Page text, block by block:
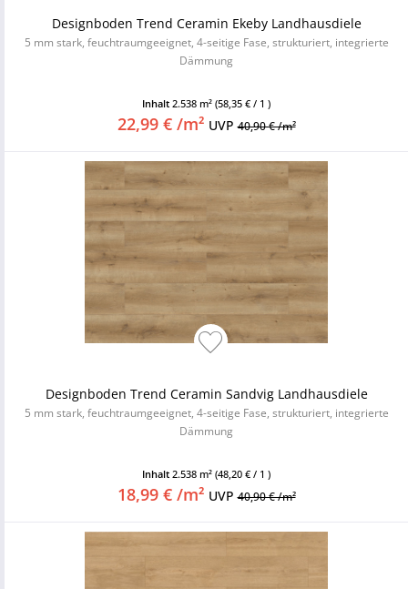
Designboden Trend Ceramin Ekeby Landhausdiele
5 mm stark, feuchtraumgeeignet, 4-seitige Fase, strukturiert, integrierte
Dämmung
Inhalt 2.538 m² (58,35 € / 1 )
22,99 € /m² UVP40,90 € /m²
Designboden Trend Ceramin Sandvig Landhausdiele
5 mm stark, feuchtraumgeeignet, 4-seitige Fase, strukturiert, integrierte
Dämmung
Inhalt 2.538 m² (48,20 € / 1 )
18,99 € /m² UVP40,90 € /m²